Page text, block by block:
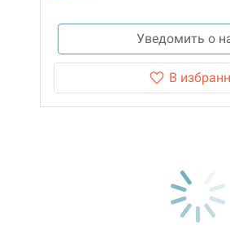
Уведомить о
В